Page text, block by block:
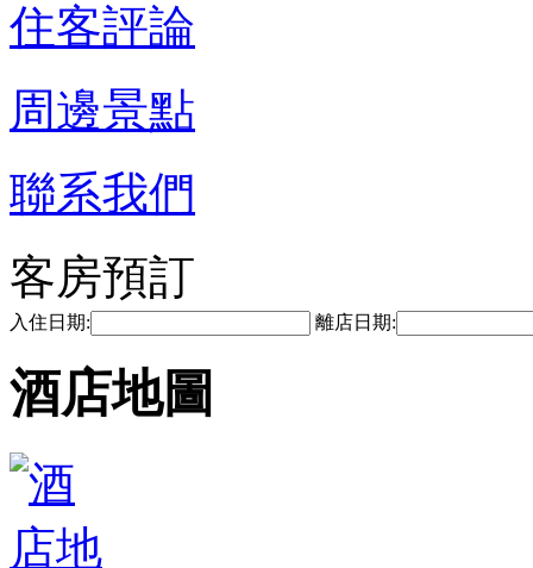
住客評論
周邊景點
聯系我們
客房預訂
入住日期: 離店日期:
酒店地圖